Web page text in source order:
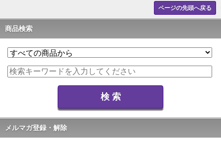
ページの先頭へ戻る
商品検索
メルマガ登録・解除